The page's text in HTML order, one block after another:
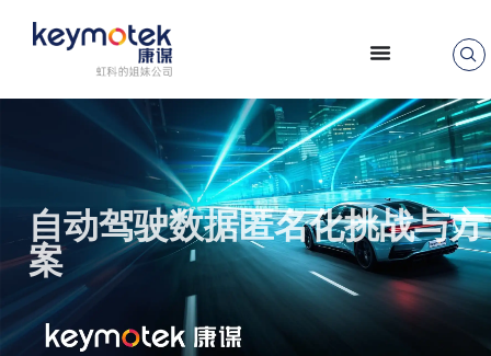
自动驾驶数据匿名化挑战与方
案